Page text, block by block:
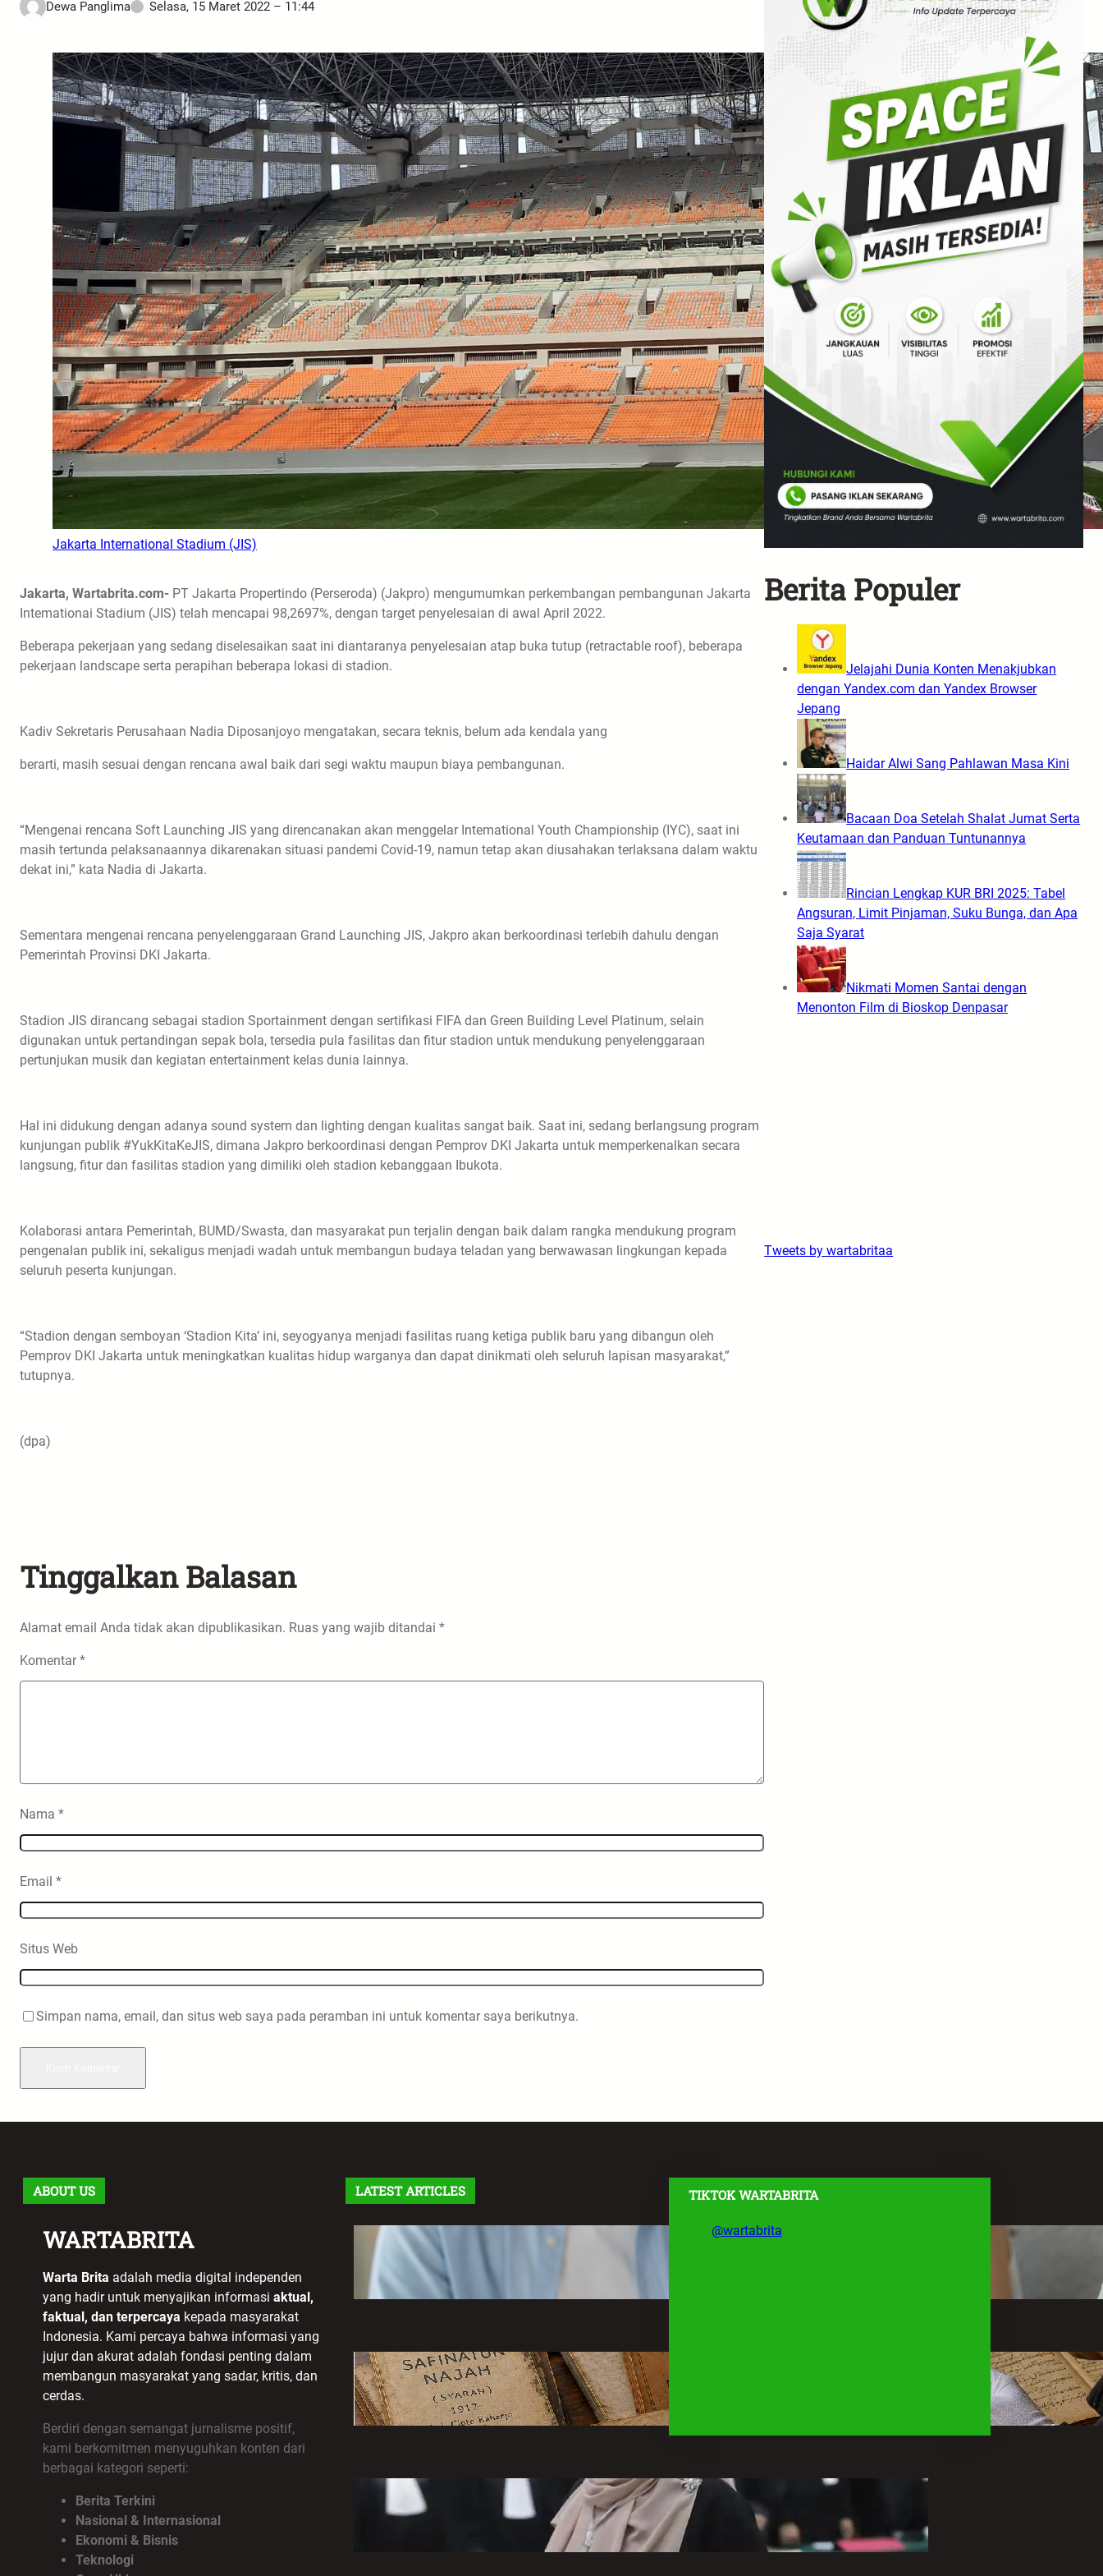
Dewa Panglima Selasa, 15 Maret 2022 – 11:44
Jakarta International Stadium (JIS)
Jakarta, Wartabrita.com- PT Jakarta Propertindo (Perseroda) (Jakpro) mengumumkan perkembangan pembangunan Jakarta
Intemationai Stadium (JIS) telah mencapai 98,2697%, dengan target penyelesaian di awal April 2022.
Beberapa pekerjaan yang sedang diselesaikan saat ini diantaranya penyelesaian atap buka tutup (retractable roof), beberapa
pekerjaan landscape serta perapihan beberapa lokasi di stadion.
Kadiv Sekretaris Perusahaan Nadia Diposanjoyo mengatakan, secara teknis, belum ada kendala yang
berarti, masih sesuai dengan rencana awal baik dari segi waktu maupun biaya pembangunan.
“Mengenai rencana Soft Launching JIS yang direncanakan akan menggelar Intemational Youth Championship (IYC), saat ini
masih tertunda pelaksanaannya dikarenakan situasi pandemi Covid-19, namun tetap akan diusahakan terlaksana dalam waktu
dekat ini,” kata Nadia di Jakarta.
Sementara mengenai rencana penyelenggaraan Grand Launching JIS, Jakpro akan berkoordinasi terlebih dahulu dengan
Pemerintah Provinsi DKI Jakarta.
Stadion JIS dirancang sebagai stadion Sportainment dengan sertifikasi FIFA dan Green Building Level Platinum, selain
digunakan untuk pertandingan sepak bola, tersedia pula fasilitas dan fitur stadion untuk mendukung penyelenggaraan
pertunjukan musik dan kegiatan entertainment kelas dunia lainnya.
Hal ini didukung dengan adanya sound system dan lighting dengan kualitas sangat baik. Saat ini, sedang berlangsung program
kunjungan publik #YukKitaKeJIS, dimana Jakpro berkoordinasi dengan Pemprov DKI Jakarta untuk memperkenalkan secara
langsung, fitur dan fasilitas stadion yang dimiliki oleh stadion kebanggaan Ibukota.
Kolaborasi antara Pemerintah, BUMD/Swasta, dan masyarakat pun terjalin dengan baik dalam rangka mendukung program
pengenalan publik ini, sekaligus menjadi wadah untuk membangun budaya teladan yang berwawasan lingkungan kepada
seluruh peserta kunjungan.
“Stadion dengan semboyan ‘Stadion Kita’ ini, seyogyanya menjadi fasilitas ruang ketiga publik baru yang dibangun oleh
Pemprov DKI Jakarta untuk meningkatkan kualitas hidup warganya dan dapat dinikmati oleh seluruh lapisan masyarakat,”
tutupnya.
(dpa)
Tinggalkan Balasan
Alamat email Anda tidak akan dipublikasikan. Ruas yang wajib ditandai *
Komentar*
Nama *
Email *
Situs Web
Simpan nama, email, dan situs web saya pada peramban ini untuk komentar saya berikutnya.
Berita Populer
Jelajahi Dunia Konten Menakjubkan
dengan Yandex.com dan Yandex Browser
Jepang
Haidar Alwi Sang Pahlawan Masa Kini
Bacaan Doa Setelah Shalat Jumat Serta
Keutamaan dan Panduan Tuntunannya
Rincian Lengkap KUR BRI 2025: Tabel
Angsuran, Limit Pinjaman, Suku Bunga, dan Apa
Saja Syarat
Nikmati Momen Santai dengan
Menonton Film di Bioskop Denpasar
Tweets by wartabritaa
ABOUT US
WARTABRITA
Warta Brita adalah media digital independen
yang hadir untuk menyajikan informasi aktual,
faktual, dan terpercaya kepada masyarakat
Indonesia. Kami percaya bahwa informasi yang
jujur dan akurat adalah fondasi penting dalam
membangun masyarakat yang sadar, kritis, dan
cerdas.
Berdiri dengan semangat jurnalisme positif,
kami berkomitmen menyuguhkan konten dari
berbagai kategori seperti:
Berita Terkini
Nasional & Internasional
Ekonomi & Bisnis
Teknologi
LATEST ARTICLES
Kalimat dan Cerita, Cara
Mengatasinya
Mbah Cipto Rahar, Cendekiawan
yang Menguasai Lima Bahasa
Minggu, 9 Agustus 2026 – 09:46
Dokter Tifa dan UU ITE: Kuasa
Hukum Bongkar Alasan Penjeratan
Sabtu, 8 Agustus 2026 – 13:27
TIKTOK WARTABRITA
@wartabrita